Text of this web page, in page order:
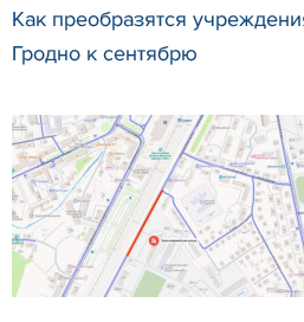
Как преобразятся
Гродно к сентябрю